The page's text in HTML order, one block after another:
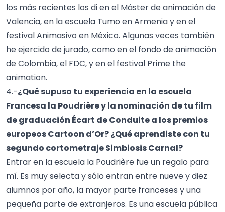
los más recientes los di en el Máster de animación de
Valencia, en la escuela Tumo en Armenia y en el
festival Animasivo en México. Algunas veces también
he ejercido de jurado, como en el fondo de animación
de Colombia, el FDC, y en el festival Prime the
animation.
4.-¿Qué supuso tu experiencia en la escuela
Francesa la Poudrière y la nominación de tu film
de graduación Écart de Conduite a los premios
europeos Cartoon d’Or? ¿Qué aprendiste con tu
segundo cortometraje Simbiosis Carnal?
Entrar en la escuela la Poudrière fue un regalo para
mí. Es muy selecta y sólo entran entre nueve y diez
alumnos por año, la mayor parte franceses y una
pequeña parte de extranjeros. Es una escuela pública